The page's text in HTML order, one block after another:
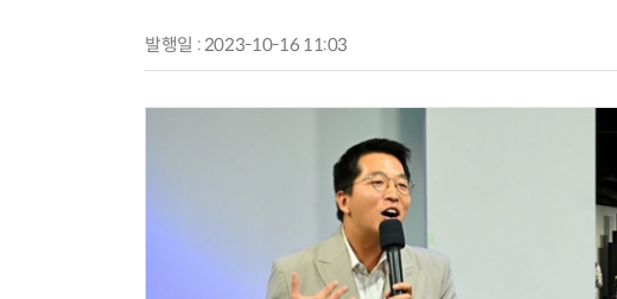
발행일 : 2023-10-16 11:03